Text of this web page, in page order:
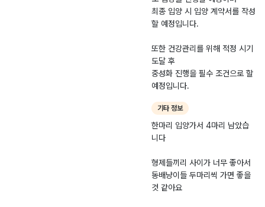
도 자란 뒤부터는 어
미가 이전보다 돌봄을
보였고 그대로 두기에
걱정되는 상황이었습
니다. 더 늦기 전에 보
하여 새끼들을 구조하
최종 입양 시 입양 계약서를 작성
할 예정입니다.
또한 건강관리를 위해 적정 시기
도달 후
중성화 진행을 필수 조건으로 할
예정입니다.
기타 정보
한마리 입양가서 4마리 남았습
니다
형제들끼리 사이가 너무 좋아서
동배냥이들 두마리씩 가면 좋을
것 같아요